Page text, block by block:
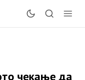
чекање да